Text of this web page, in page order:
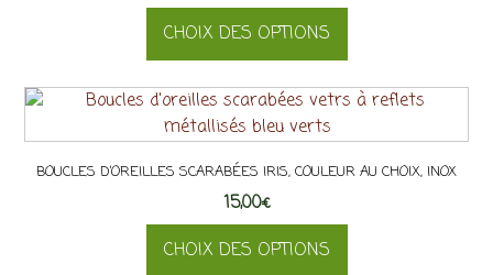
CHOIX DES OPTIONS
produit
a
variations.
Les
options
peuvent
BOUCLES D’OREILLES SCARABÉES IRIS, COULEUR AU CHOIX, INOX
15,00€
CHOIX DES OPTIONS